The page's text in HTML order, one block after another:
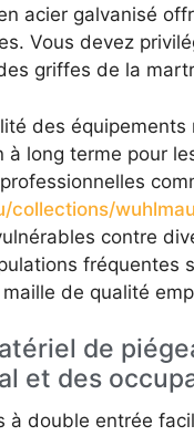
acier galvanisé
Vous devez
griffes de la
des
à long terme pour
collections/
contre
fréquentes
de qualité
de
et des
à double entrée